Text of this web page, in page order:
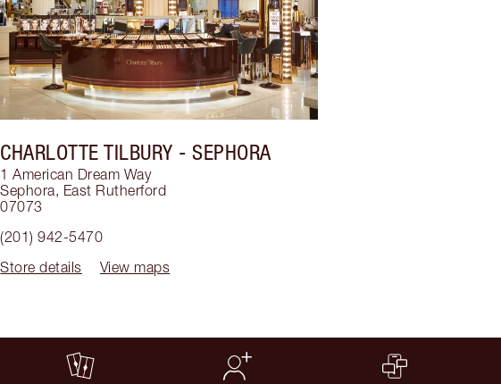
CHARLOTTE TILBURY - SEPHORA
1 American Dream Way
Sephora, East Rutherford
07073
(201) 942-5470
Store details
View maps